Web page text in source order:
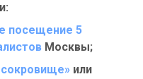
посещение 5
Москвы;
или